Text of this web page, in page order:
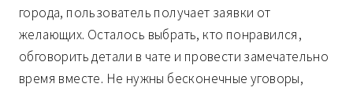
города, пользователь получает заявки от
желающих. Осталось выбрать, кто понравился,
обговорить детали в чате и провести замечательно
время вместе. Не нужны бесконечные уговоры,